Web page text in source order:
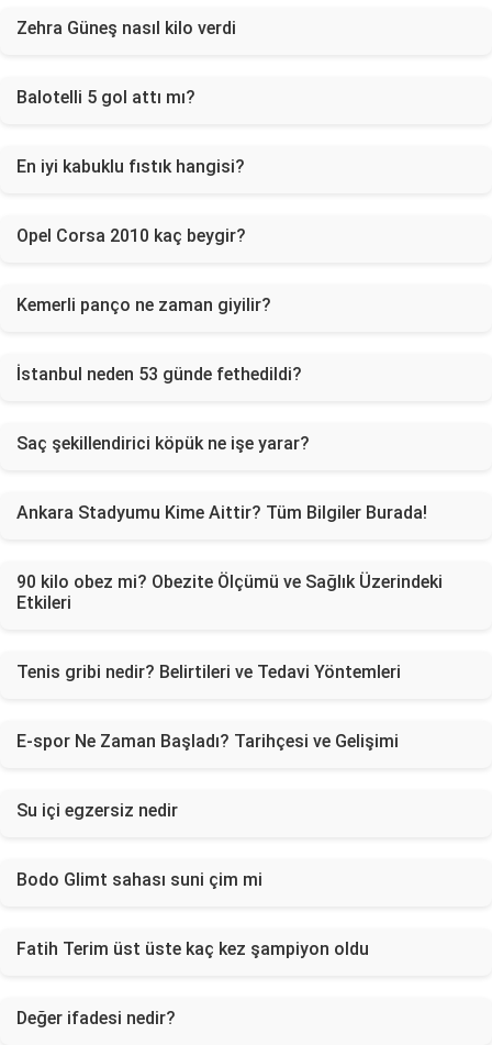
Zehra Güneş nasıl kilo verdi
Balotelli 5 gol attı mı?
En iyi kabuklu fıstık hangisi?
Opel Corsa 2010 kaç beygir?
Kemerli panço ne zaman giyilir?
İstanbul neden 53 günde fethedildi?
Saç şekillendirici köpük ne işe yarar?
Ankara Stadyumu Kime Aittir? Tüm Bilgiler Burada!
90 kilo obez mi? Obezite Ölçümü ve Sağlık Üzerindeki
Etkileri
Tenis gribi nedir? Belirtileri ve Tedavi Yöntemleri
E-spor Ne Zaman Başladı? Tarihçesi ve Gelişimi
Su içi egzersiz nedir
Bodo Glimt sahası suni çim mi
Fatih Terim üst üste kaç kez şampiyon oldu
Değer ifadesi nedir?